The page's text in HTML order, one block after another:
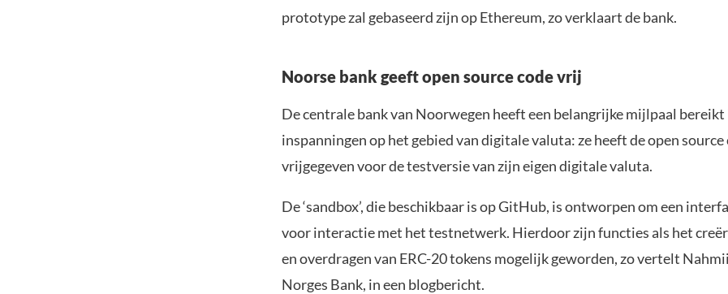
prototype zal gebaseerd zijn op Ethereum, zo verklaart de bank.
Noorse bank geeft open source code vrij
De centrale bank van Noorwegen heeft een belangrijke mijlpaal bereikt
inspanningen op het gebied van digitale valuta: ze heeft de open source
vrijgegeven voor de testversie van zijn eigen digitale valuta.
De ‘sandbox’, die beschikbaar is op GitHub, is ontworpen om een
voor interactie met het testnetwerk. Hierdoor zijn functies als het
en overdragen van ERC-20 tokens mogelijk geworden, zo vertelt
Norges Bank, in een blogbericht.